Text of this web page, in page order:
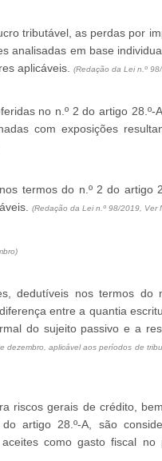
tributável, as perdas por
analisadas em base
aplicáveis.(Redação da Lei n.º
no n.º 2 do artigo
com exposições
termos do n.º 2 do artigo
(Redação da Lei n.º 98/2019, Ver
dedutíveis nos termos do
entre a quantia
do sujeito passivo e a
dezembro, aplicável aos períodos de
riscos gerais de crédito,
artigo 28.º-A, são
como gasto fiscal